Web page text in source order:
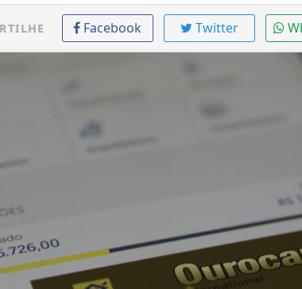
Facebook Twitter